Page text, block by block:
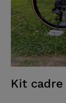
Kit cadre